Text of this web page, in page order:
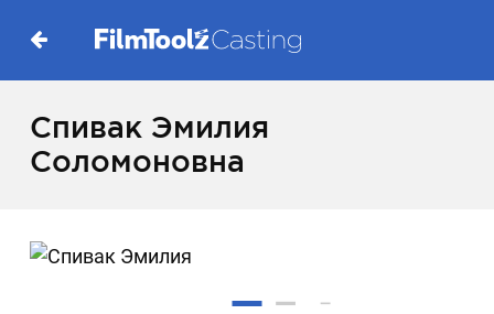
Спивак Эмилия
Соломоновна